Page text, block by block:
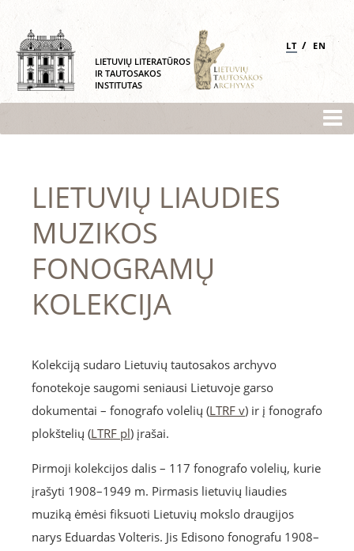
LIETUVIŲ LITERATŪROS
IR TAUTOSAKOS
INSTITUTAS
LT / EN
LIETUVIŲ LIAUDIES
MUZIKOS
FONOGRAMŲ
KOLEKCIJA
Kolekciją sudaro Lietuvių tautosakos archyvo
fonotekoje saugomi seniausi Lietuvoje garso
dokumentai – fonografo volelių (LTRF v) ir į fonografo
plokštelių (LTRF pl) įrašai.
Pirmoji kolekcijos dalis – 117 fonografo volelių, kurie
įrašyti 1908–1949 m. Pirmasis lietuvių liaudies
muziką ėmėsi fiksuoti Lietuvių mokslo draugijos
narys Eduardas Volteris. Jis Edisono fonografu 1908–